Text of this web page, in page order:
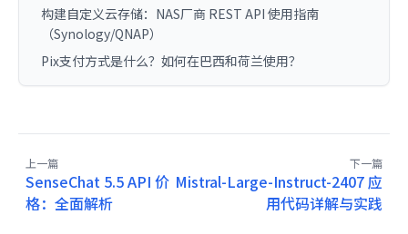
构建自定义云存储：NAS厂商 REST API 使用指南
（Synology/QNAP）
Pix支付方式是什么？如何在巴西和荷兰使用？
上一篇
SenseChat 5.5 API 价
格：全面解析
下一篇
Mistral-Large-Instruct-2407 应
用代码详解与实践